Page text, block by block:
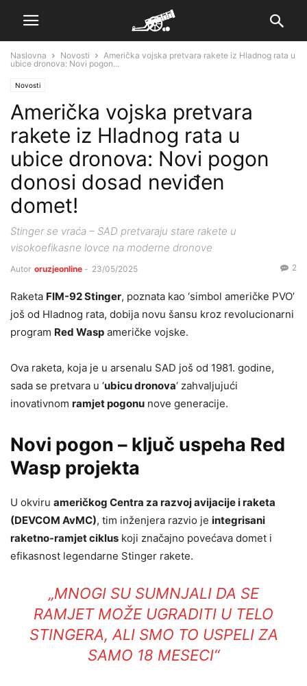
Naslovna Novosti
Američka vojska pretvara rakete iz Hladnog rata u
ubice dronova: Novi pogon...
Novosti
Američka vojska pretvara
rakete iz Hladnog rata u
ubice dronova: Novi pogon
donosi dosad neviđen
domet!
Stinger se vraća – SAD pretvaraju stare rakete u
visokoefikasne lovce na moderne dronove
Autor oruzjeonline - 23/05/2025 2
Raketa FIM-92 Stinger, poznata kao ‘simbol američke PVO’
još od Hladnog rata, dobija novu šansu kroz revolucionarni
program Red Wasp američke vojske.
Ova raketa, koja je u arsenalu SAD još od 1981. godine,
sada se pretvara u ‘ubicu dronova‘ zahvaljujući
inovativnom ramjet pogonu nove generacije.
Novi pogon – ključ uspeha Red
Wasp projekta
U okviru američkog Centra za razvoj avijacije i raketa
(DEVCOM AvMC), tim inženjera razvio je integrisani
raketno-ramjet ciklus koji značajno povećava domet i
efikasnost legendarne Stinger rakete.
„MNOGI SU SUMNJALI DA SE
RAMJET MOŽE UGRADITI U TELO
STINGERA, ALI SMO TO USPELI ZA
SAMO 18 MESECI“